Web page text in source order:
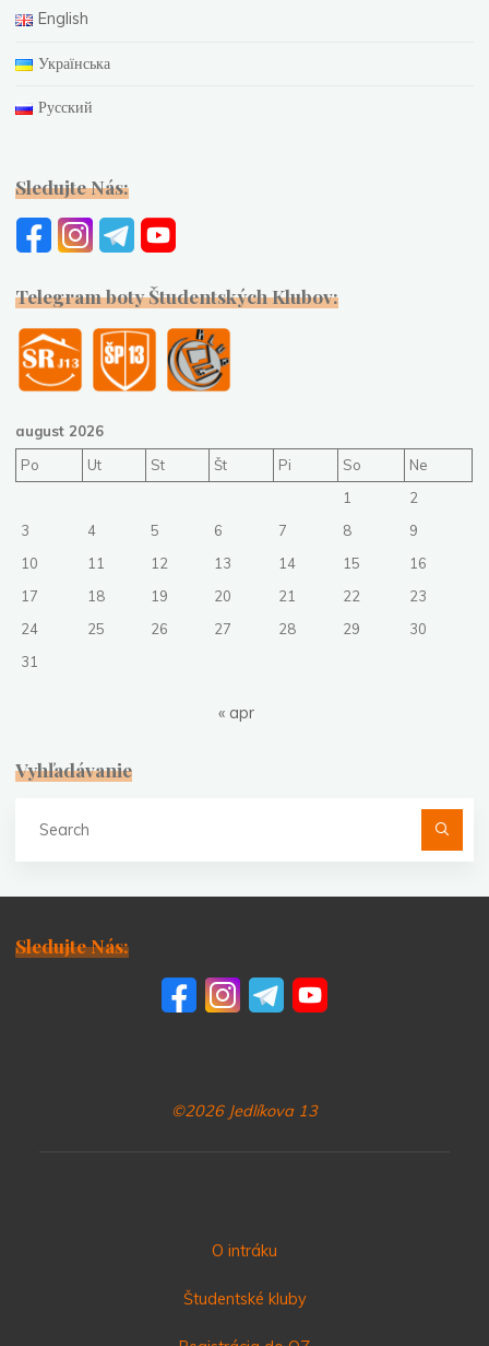
English
Українська
Русский
Sledujte Nás:
Telegram boty Študentských Klubov:
august 2026
Po
Ut St Št Pi So
Ne
1
2
3
4 5 6 7 8
9
10
11 12 13 14 15
16
17
18 19 20 21 22
23
24
25 26 27 28 29
30
31
« apr
Vyhľadávanie
Sledujte Nás:
©2026 Jedlíkova 13
O intráku
Študentské kluby